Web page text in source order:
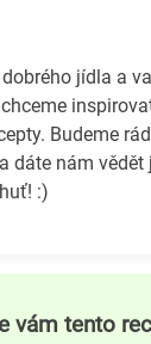
jídla a
Budeme
dáte nám vědět
:)
vám tento